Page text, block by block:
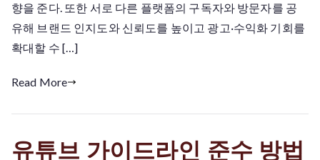
동
효
과
향을 준다. 또한 서로 다른 플랫폼의 구독자와 방문자를 공
유해 브랜드 인지도와 신뢰도를 높이고 광고·수익화 기회를
확대할 수 […]
Read More
유튜브 가이드라인 준수 방법